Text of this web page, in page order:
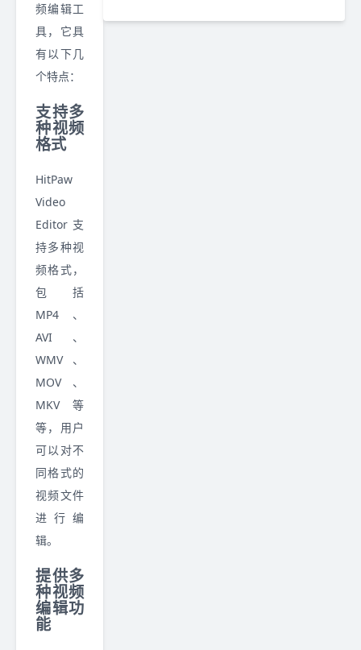
频编辑工
具，它具
有以下几
个特点：
支持多
种视频
格式
HitPaw
Video
Editor 支
持多种视
频格式，
包括
MP4、
AVI、
WMV、
MOV、
MKV 等
等，用户
可以对不
同格式的
视频文件
进行编
辑。
提供多
种视频
编辑功
能